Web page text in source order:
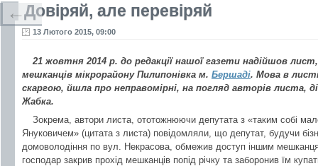
Довіряй, але перевіряй
13 Лютого 2015, 09:00
21 жовтня 2014 р. до редакції нашої газети надійшов
мешканців мікрорайону Пилипонівка м. Бершаді. Мова в
скаргою, йшла про неправомірні, на погляд авторів листа,
Жабка.
Зокрема, автори листа, ототожнюючи депутата з «таким собі
Януковичем» (цитата з листа) повідомляли, що депутат, будучи
домоволодіння по вул. Некрасова, обмежив доступ іншим
господар закрив прохід мешканців попід річку та заборонив їм
←